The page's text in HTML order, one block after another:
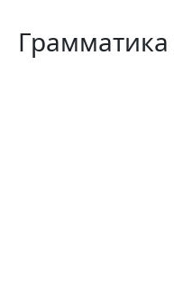
Грамматика